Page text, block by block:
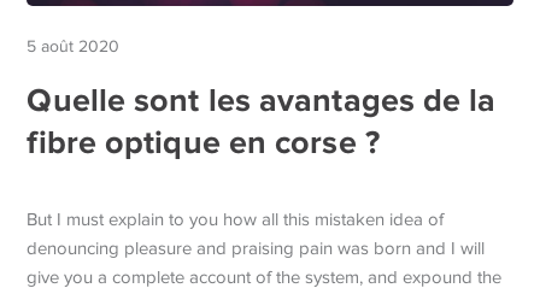
5 août 2020
Quelle sont les avantages de la
fibre optique en corse ?
But I must explain to you how all this mistaken idea of
denouncing pleasure and praising pain was born and I will
give you a complete account of the system, and expound the